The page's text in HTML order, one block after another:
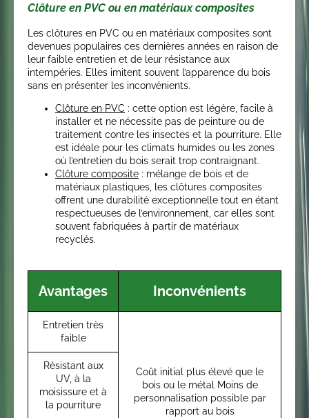
Clôture en PVC ou en matériaux composites
Les clôtures en PVC ou en matériaux composites sont
devenues populaires ces dernières années en raison de
leur faible entretien et de leur résistance aux
intempéries. Elles imitent souvent l’apparence du bois
sans en présenter les inconvénients.
Clôture en PVC : cette option est légère, facile à
installer et ne nécessite pas de peinture ou de
traitement contre les insectes et la pourriture. Elle
est idéale pour les climats humides ou les zones
où l’entretien du bois serait trop contraignant.
Clôture composite : mélange de bois et de
matériaux plastiques, les clôtures composites
offrent une durabilité exceptionnelle tout en étant
respectueuses de l’environnement, car elles sont
souvent fabriquées à partir de matériaux
recyclés.
Avantages Inconvénients
Entretien très
faible
Coût initial plus élevé que le
bois ou le métal Moins de
personnalisation possible par
rapport au bois
Résistant aux
UV, à la
moisissure et à
la pourriture